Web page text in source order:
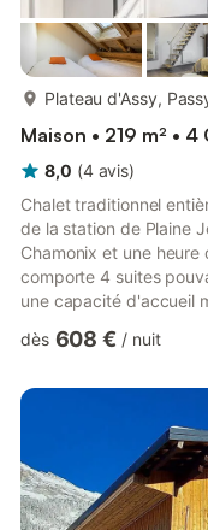
Plateau d'Assy,
Maison • 219 m² •
8,0 (4 avis)
Chalet traditionnel
de la station de Plaine
Chamonix et une
comporte 4 suites
une capacité d'accueil
véranda avec vue sur
moderne et toute
et la plupart des
dès 608 € / nuit